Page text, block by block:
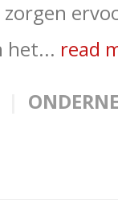
het... read